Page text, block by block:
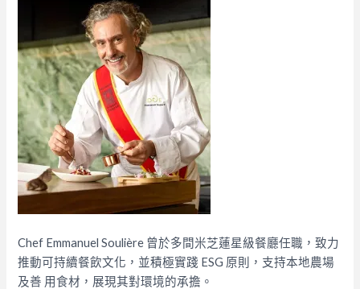
Chef Emmanuel Soulière 曾於多間米芝蓮星級餐廳任職，致力
推動可持續餐飲文化，並積極實踐 ESG 原則，支持本地農場
及善 用食材，展現其對環境的承擔。